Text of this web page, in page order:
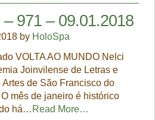
971 – 09.01.2018
by HoloSpa
VOLTA AO MUNDO Nelci
Joinvilense de Letras e
de São Francisco do
mês de janeiro é histórico
há… Read More…